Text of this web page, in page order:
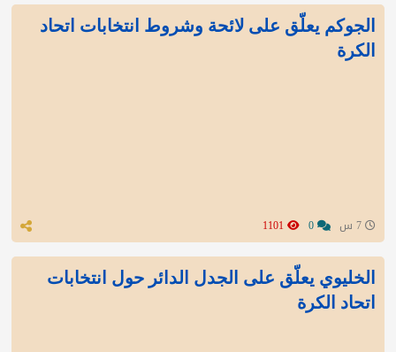
الجوكم يعلّق على لائحة وشروط انتخابات اتحاد
الكرة
الخليوي يعلّق على الجدل الدائر حول انتخابات
اتحاد الكرة